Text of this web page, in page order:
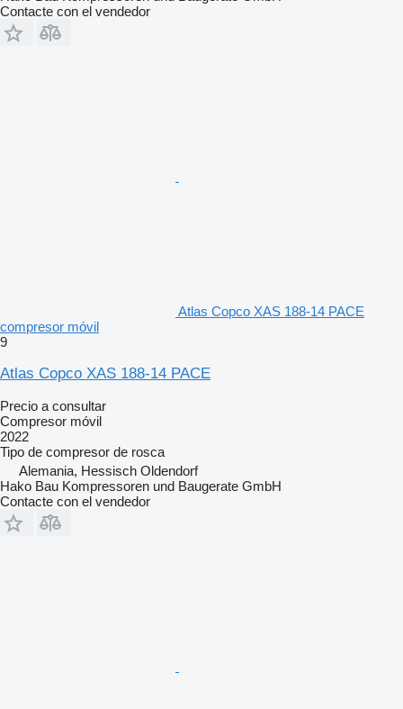
Contacte con el vendedor
Atlas Copco XAS 188-14 PACE
compresor móvil
9
Atlas Copco XAS 188-14 PACE
Precio a consultar
Compresor móvil
2022
Tipo de compresor de rosca
Alemania, Hessisch Oldendorf
Hako Bau Kompressoren und Baugerate GmbH
Contacte con el vendedor